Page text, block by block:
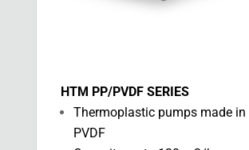
HTM PP/PVDF SERIES
Thermoplastic pumps made in
PVDF